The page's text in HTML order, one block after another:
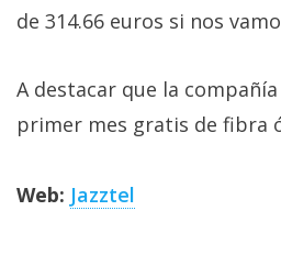
de 314.66 euros si nos
A destacar que la
primer mes gratis de fibra
Web: Jazztel